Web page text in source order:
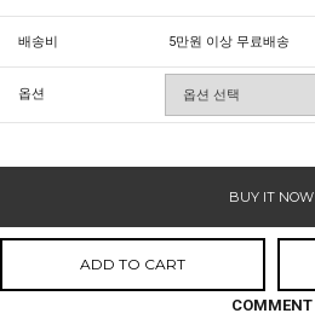
배송비 5만원 이상 무료배송
옵션
BUY IT NOW
ADD TO CART
COMMENT